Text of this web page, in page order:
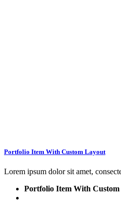
Portfolio Item With Custom Layout
Lorem ipsum dolor sit amet,
Portfolio Item With